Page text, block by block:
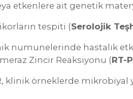
etkenlere ait genetik
tespiti (Serolojik
numunelerinde hastalık
Zincir Reaksiyonu (RT-
klinik örneklerde